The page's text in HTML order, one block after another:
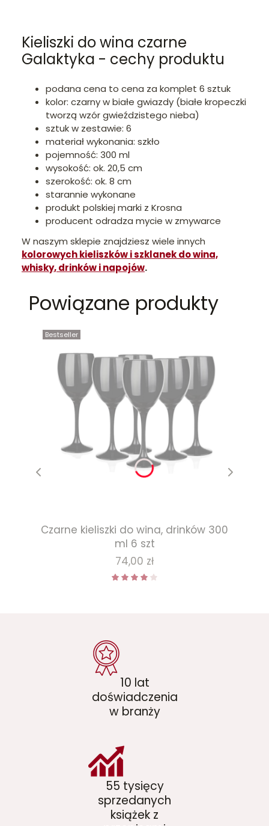
Kieliszki do wina czarne
Galaktyka - cechy produktu
podana cena to cena za komplet 6 sztuk
kolor: czarny w białe gwiazdy (białe kropeczki
tworzą wzór gwieździstego nieba)
sztuk w zestawie: 6
materiał wykonania: szkło
pojemność: 300 ml
wysokość: ok. 20,5 cm
szerokość: ok. 8 cm
starannie wykonane
produkt polskiej marki z Krosna
producent odradza mycie w zmywarce
W naszym sklepie znajdziesz wiele innych
kolorowych kieliszków i szklanek do wina,
whisky, drinków i napojów.
Powiązane produkty
Bestseller
Czarne kieliszki do wina, drinków 300
ml 6 szt
Cena
74,00 zł
10 lat
doświadczenia
w branży
55 tysięcy
sprzedanych
książek z